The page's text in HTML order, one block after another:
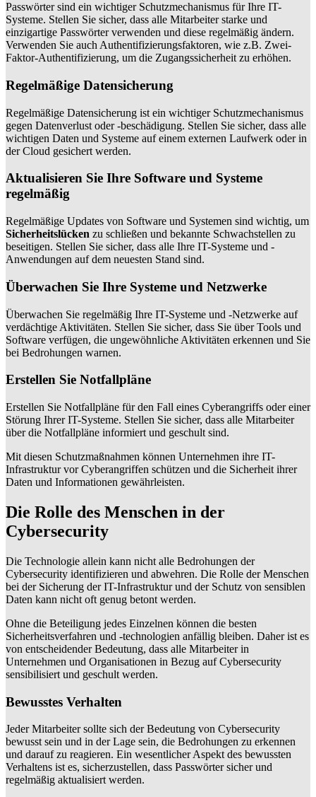
Passwörter sind ein wichtiger Schutzmechanismus für Ihre IT-
Systeme. Stellen Sie sicher, dass alle Mitarbeiter starke und
einzigartige Passwörter verwenden und diese regelmäßig ändern.
Verwenden Sie auch Authentifizierungsfaktoren, wie z.B. Zwei-
Faktor-Authentifizierung, um die Zugangssicherheit zu erhöhen.
Regelmäßige Datensicherung
Regelmäßige Datensicherung ist ein wichtiger Schutzmechanismus
gegen Datenverlust oder -beschädigung. Stellen Sie sicher, dass alle
wichtigen Daten und Systeme auf einem externen Laufwerk oder in
der Cloud gesichert werden.
Aktualisieren Sie Ihre Software und Systeme
regelmäßig
Regelmäßige Updates von Software und Systemen sind wichtig, um
Sicherheitslücken zu schließen und bekannte Schwachstellen zu
beseitigen. Stellen Sie sicher, dass alle Ihre IT-Systeme und -
Anwendungen auf dem neuesten Stand sind.
Überwachen Sie Ihre Systeme und Netzwerke
Überwachen Sie regelmäßig Ihre IT-Systeme und -Netzwerke auf
verdächtige Aktivitäten. Stellen Sie sicher, dass Sie über Tools und
Software verfügen, die ungewöhnliche Aktivitäten erkennen und Sie
bei Bedrohungen warnen.
Erstellen Sie Notfallpläne
Erstellen Sie Notfallpläne für den Fall eines Cyberangriffs oder einer
Störung Ihrer IT-Systeme. Stellen Sie sicher, dass alle Mitarbeiter
über die Notfallpläne informiert und geschult sind.
Mit diesen Schutzmaßnahmen können Unternehmen ihre IT-
Infrastruktur vor Cyberangriffen schützen und die Sicherheit ihrer
Daten und Informationen gewährleisten.
Die Rolle des Menschen in der
Cybersecurity
Die Technologie allein kann nicht alle Bedrohungen der
Cybersecurity identifizieren und abwehren. Die Rolle der Menschen
bei der Sicherung der IT-Infrastruktur und der Schutz von sensiblen
Daten kann nicht oft genug betont werden.
Ohne die Beteiligung jedes Einzelnen können die besten
Sicherheitsverfahren und -technologien anfällig bleiben. Daher ist es
von entscheidender Bedeutung, dass alle Mitarbeiter in
Unternehmen und Organisationen in Bezug auf Cybersecurity
sensibilisiert und geschult werden.
Bewusstes Verhalten
Jeder Mitarbeiter sollte sich der Bedeutung von Cybersecurity
bewusst sein und in der Lage sein, die Bedrohungen zu erkennen
und darauf zu reagieren. Ein wesentlicher Aspekt des bewussten
Verhaltens ist es, sicherzustellen, dass Passwörter sicher und
regelmäßig aktualisiert werden.